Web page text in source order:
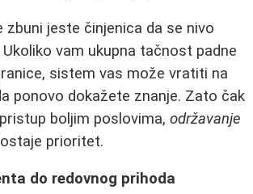
zbuni jeste činjenica da se nivo
vam ukupna tačnost padne
sistem vas može vratiti na
ponovo dokažete znanje. Zato čak
boljim poslovima, održavanje
prioritet.
do redovnog prihoda